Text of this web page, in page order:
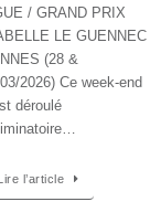
/ GRAND PRIX
LE GUENNEC
(28 &
2026) Ce week-end
déroulé
l’article